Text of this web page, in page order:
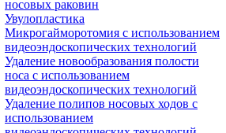
носовых раковин
Увулопластика
Микрогайморотомия с использованием
видеоэндоскопических технологий
Удаление новообразования полости
носа с использованием
видеоэндоскопических технологий
Удаление полипов носовых ходов с
использованием